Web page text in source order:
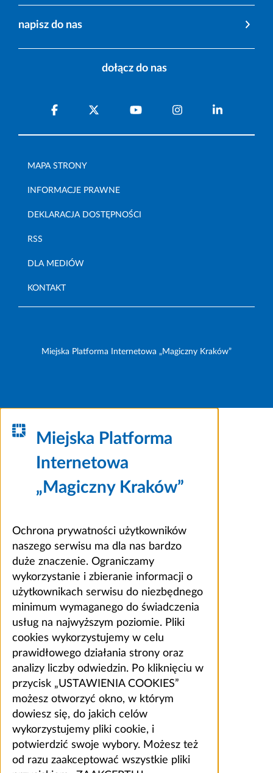
napisz do nas
dołącz do nas
MAPA STRONY
INFORMACJE PRAWNE
DEKLARACJA DOSTĘPNOŚCI
RSS
DLA MEDIÓW
KONTAKT
Miejska Platforma Internetowa „Magiczny Kraków”
Miejska Platforma
Internetowa
„Magiczny Kraków”
Ochrona prywatności użytkowników
naszego serwisu ma dla nas bardzo
duże znaczenie. Ograniczamy
wykorzystanie i zbieranie informacji o
użytkownikach serwisu do niezbędnego
minimum wymaganego do świadczenia
usług na najwyższym poziomie. Pliki
cookies wykorzystujemy w celu
prawidłowego działania strony oraz
analizy liczby odwiedzin. Po kliknięciu w
przycisk „USTAWIENIA COOKIES”
możesz otworzyć okno, w którym
dowiesz się, do jakich celów
wykorzystujemy pliki cookie, i
potwierdzić swoje wybory. Możesz też
od razu zaakceptować wszystkie pliki